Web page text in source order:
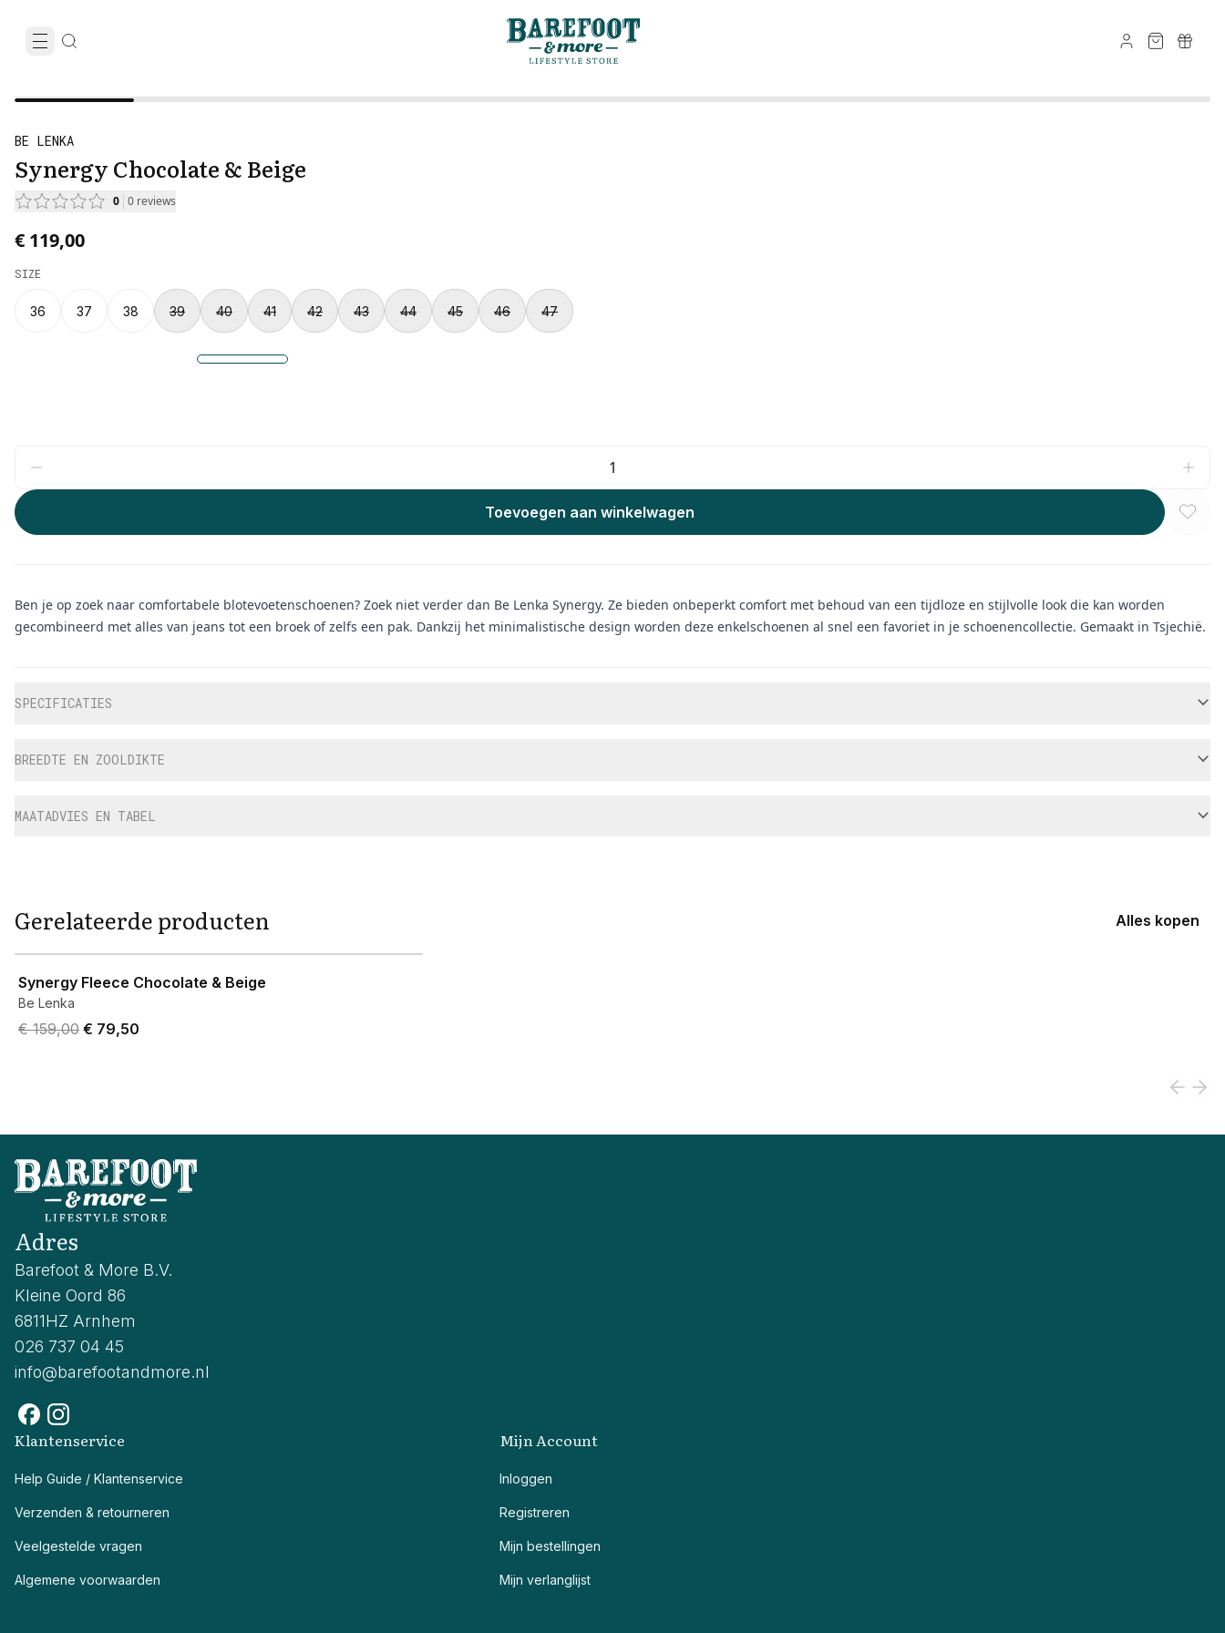
BE LENKA
Synergy Chocolate & Beige
0 0 reviews
€ 119,00
SIZE
36 37 38 39 40 41 42 43 44 45 46 47
Toevoegen aan winkelwagen
Ben je op zoek naar comfortabele blotevoetenschoenen? Zoek niet verder dan Be Lenka Synergy. Ze bieden onbeperkt comfort met behoud van een tijdloze en stijlvolle look die kan worden
gecombineerd met alles van jeans tot een broek of zelfs een pak. Dankzij het minimalistische design worden deze enkelschoenen al snel een favoriet in je schoenencollectie. Gemaakt in Tsjechië.
SPECIFICATIES
BREEDTE EN ZOOLDIKTE
MAATADVIES EN TABEL
Gerelateerde producten Alles kopen
Synergy Fleece Chocolate & Beige
Be Lenka
Original price was € 159,00.
€ 159,00 Current price is € 79,50.
€ 79,50
Adres
Barefoot & More B.V.
Kleine Oord 86
6811HZ Arnhem
026 737 04 45
info@barefootandmore.nl
Klantenservice
Help Guide / Klantenservice
Verzenden & retourneren
Veelgestelde vragen
Algemene voorwaarden
Mijn Account
Inloggen
Registreren
Mijn bestellingen
Mijn verlanglijst